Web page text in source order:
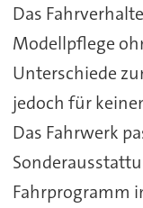
Das
Modellpflege
Unterschiede
jedoch für
Das Fahrwerk
Fahrprogramm